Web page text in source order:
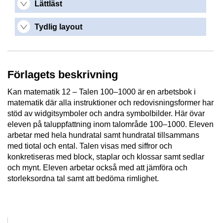
Lättläst
Tydlig layout
Förlagets beskrivning
Kan matematik 12 – Talen 100–1000 är en arbetsbok i
matematik där alla instruktioner och redovisningsformer har
stöd av widgitsymboler och andra symbolbilder. Här övar
eleven på taluppfattning inom talområde 100–1000. Eleven
arbetar med hela hundratal samt hundratal tillsammans
med tiotal och ental. Talen visas med siffror och
konkretiseras med block, staplar och klossar samt sedlar
och mynt. Eleven arbetar också med att jämföra och
storleksordna tal samt att bedöma rimlighet.